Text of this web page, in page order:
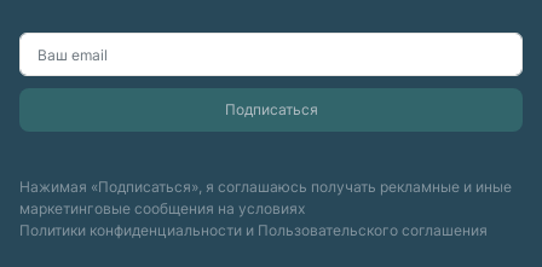
Нажимая «Подписаться», я соглашаюсь получать рекламные и иные
маркетинговые сообщения на условиях
Политики конфиденциальности и Пользовательского соглашения